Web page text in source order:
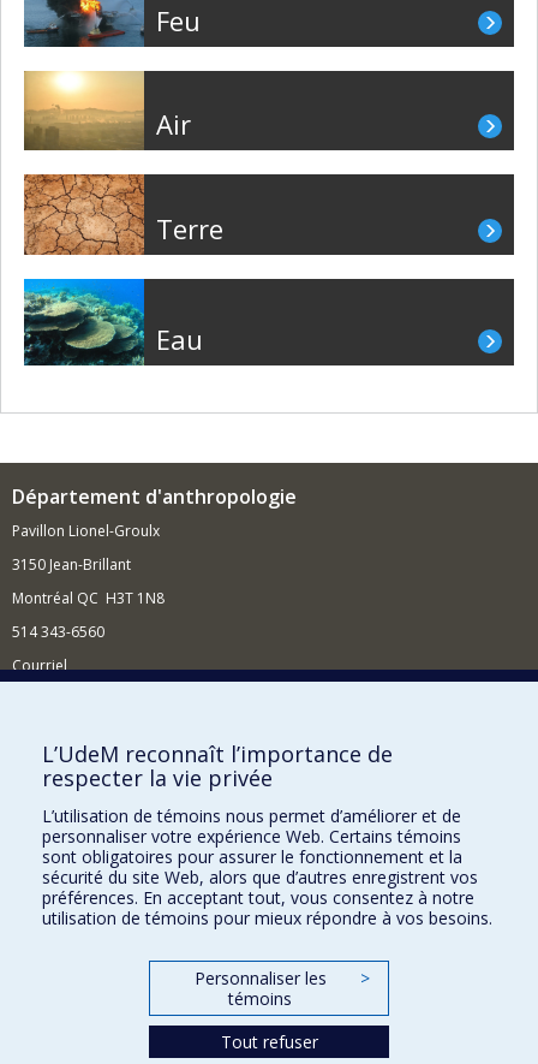
Feu
Air
Terre
Eau
Département d'anthropologie
Pavillon Lionel-Groulx
3150 Jean-Brillant
Montréal QC H3T 1N8
514 343-6560
Courriel
Comment soutenir le Département?
BESOIN D'AIDE?
Plan du site
Signaler une erreur
Accessibilité
FACULTÉ DES ARTS ET DES SCIENCES
Nos départements et écoles
L’UdeM reconnaît l’importance de
respecter la vie privée
L’utilisation de témoins nous permet d’améliorer et de
personnaliser votre expérience Web. Certains témoins
sont obligatoires pour assurer le fonctionnement et la
sécurité du site Web, alors que d’autres enregistrent vos
préférences. En acceptant tout, vous consentez à notre
utilisation de témoins pour mieux répondre à vos besoins.
Personnaliser les
témoins
>
Tout refuser